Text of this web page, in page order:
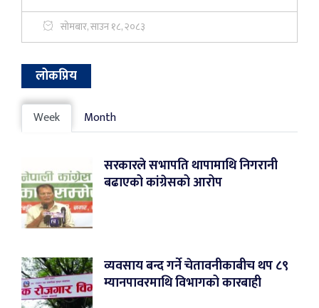
सोमबार, साउन १८, २०८३
लोकप्रिय
Week Month
सरकारले सभापति थापामाथि निगरानी
बढाएको कांग्रेसको आरोप
व्यवसाय बन्द गर्ने चेतावनीकाबीच थप ८९
म्यानपावरमाथि विभागको कारबाही